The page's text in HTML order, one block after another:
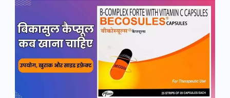
बिकासुल
कैप्सूल
कब
खाना
चाहिए